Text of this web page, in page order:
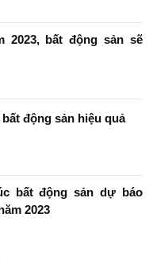
2023, bất động sản sẽ
động sản hiệu quả
bất động sản dự báo
2023